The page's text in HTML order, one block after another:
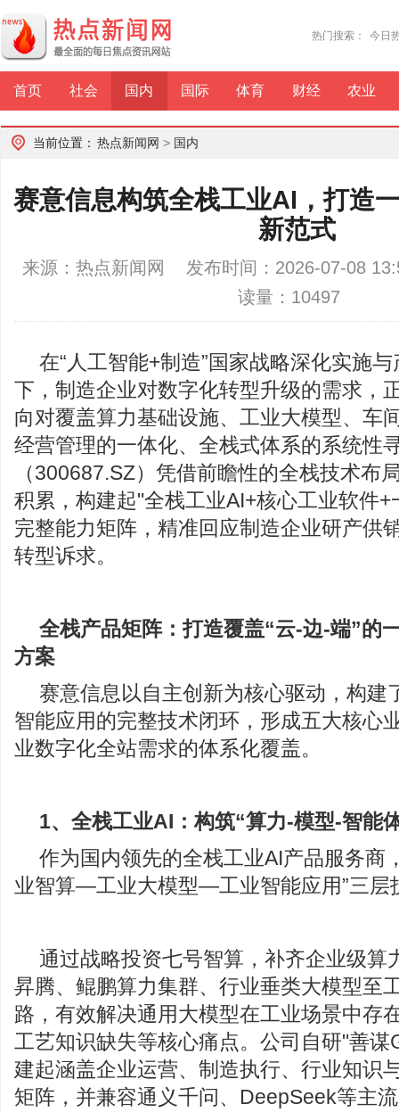
热门搜索： 今日
首页 社会 国内 国际 体育 财经 农业
当前位置： 热点新闻网 > 国内
赛意信息构筑全栈工业AI，打造
新范式
来源：热点新闻网 发布时间：2026-07-08
读量：10497
在“人工智能+制造”国家战略深化实施
下，制造企业对数字化转型升级的需求，
向对覆盖算力基础设施、工业大模型、车
经营管理的一体化、全栈式体系的系统性
（300687.SZ）凭借前瞻性的全栈技术布
积累，构建起"全栈工业AI+核心工业软件
完整能力矩阵，精准回应制造企业研产供
转型诉求。
全栈产品矩阵：打造覆盖“云-边-端”的
方案
赛意信息以自主创新为核心驱动，构建
智能应用的完整技术闭环，形成五大核心
业数字化全站需求的体系化覆盖。
1、 全栈工业AI：构筑“算力-模型-智能
作为国内领先的全栈工业AI产品服务商
业智算—工业大模型—工业智能应用”三层
通过战略投资七号智算，补齐企业级算
昇腾、鲲鹏算力集群、行业垂类大模型至
路，有效解决通用大模型在工业场景中存
工艺知识缺失等核心痛点。公司自研"善谋
建起涵盖企业运营、制造执行、行业知识
矩阵，并兼容通义千问、DeepSeek等主